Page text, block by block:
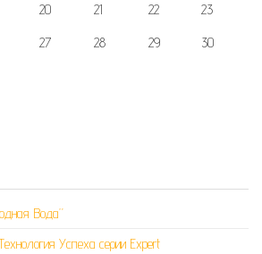
20 21 22
23
27 28 29
30
Вода”
Успеха серии Expert